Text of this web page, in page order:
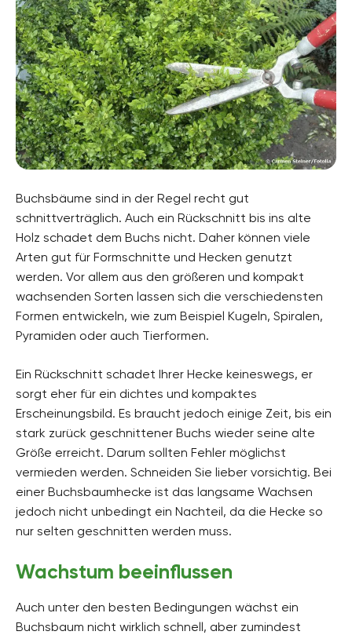
Buchsbäume sind in der Regel recht gut
schnittverträglich. Auch ein Rückschnitt bis ins alte
Holz schadet dem Buchs nicht. Daher können viele
Arten gut für Formschnitte und Hecken genutzt
werden. Vor allem aus den größeren und kompakt
wachsenden Sorten lassen sich die verschiedensten
Formen entwickeln, wie zum Beispiel Kugeln, Spiralen,
Pyramiden oder auch Tierformen.
Ein Rückschnitt schadet Ihrer Hecke keineswegs, er
sorgt eher für ein dichtes und kompaktes
Erscheinungsbild. Es braucht jedoch einige Zeit, bis ein
stark zurück geschnittener Buchs wieder seine alte
Größe erreicht. Darum sollten Fehler möglichst
vermieden werden. Schneiden Sie lieber vorsichtig. Bei
einer Buchsbaumhecke ist das langsame Wachsen
jedoch nicht unbedingt ein Nachteil, da die Hecke so
nur selten geschnitten werden muss.
Wachstum beeinflussen
Auch unter den besten Bedingungen wächst ein
Buchsbaum nicht wirklich schnell, aber zumindest